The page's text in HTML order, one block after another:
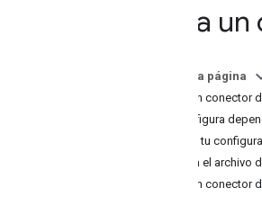
Crea
En esta página
Crea un
Configura
Crea tu
Pasa el
Crea un